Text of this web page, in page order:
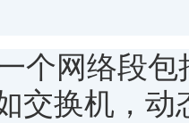
个网络段
交换机，动